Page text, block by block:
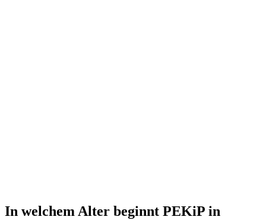
In welchem Alter beginnt PEKiP in